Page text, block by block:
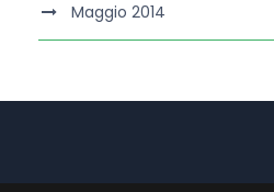
Maggio 2014